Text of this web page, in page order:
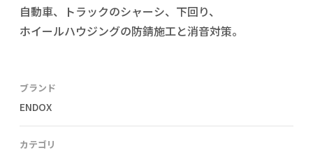
自動車、トラックのシャーシ、下回り、
ホイールハウジングの防錆施工と消音対策。
ブランド
ENDOX
カテゴリ